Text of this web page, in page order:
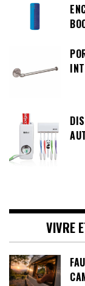
VIVRE